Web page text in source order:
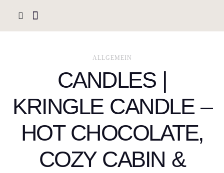
ALLGEMEIN
CANDLES |
KRINGLE CANDLE –
HOT CHOCOLATE,
COZY CABIN &